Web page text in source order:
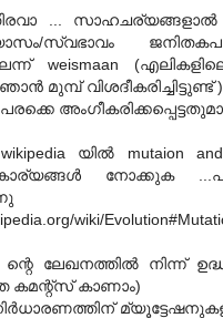
...
സ്വഭാവം
weismaan
മുമ്പ്
യില്‍ mutaion and
നോക്കുക
wiki/
ലേഖനത്തില്‍ നിന്ന്
കമന്റ്സ് കാണാം)